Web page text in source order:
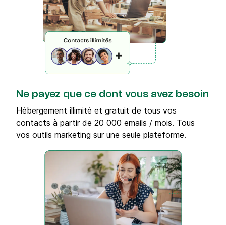
Ne payez que ce dont vous avez besoin
Hébergement illimité et gratuit de tous vos
contacts à partir de 20 000 emails / mois. Tous
vos outils marketing sur une seule plateforme.